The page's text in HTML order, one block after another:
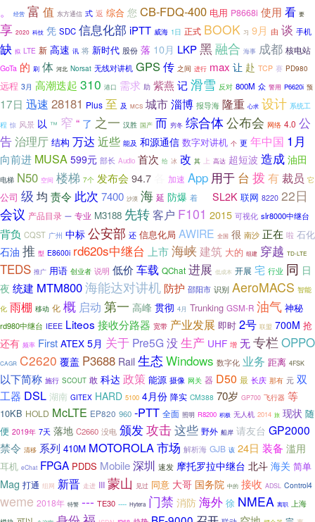
。 经营 富 值 东方通信 式 返 综合 您 CB-FDQ-400 电用 P8668i 使用 看 要
享 2020 科技 凭 SDC 信息化部 iPTT 威海 1日 正式 BOOK 习 9月 由 谈 手机
缺 拟 LTE 新 高速 讯 将 新时代 股份 落 10月 LKP黑融合 海事 成都 核电站
GoTa 的 刷 体 河北 Norsat 无线对讲机 GPS 传 之间 进行 max 让 赴 TCP 赛 PD980
远程 3月 高潮迭起 310 港口 需求 助 紫燕 记滑雪 反对 800M 众 警用 P6620i 预
17日 迅速 28181 Plus 至 及 MCS 城市淄博 报导海 隆重 心求 设计 系统工
程 惊 风景 以 ™ 窄 “ 了 之一 汉胜 国产 而 穷冬 综合体公布会 网络 4.0 公
告治理厅 结构 万达 近些 能及 和源通信 数字对讲机 个 更 年中国 1月
向前进 MUSA 599元 部长 Audio 首次 给 冰 改 其 上 高达 超短波 造成 油田
电梯 N50 空间 楼梯 7个 发布会 94.7 加速 App 用于 台 拨 有裁员 它
公司 级 均 责令 此次 7400 沙漠 海 延 防爆 着 SL2K 联网 8220 22日
会议 产品目录 一 专业 M3188 先转客户 F101 2015 可视化 slr8000中继台
背负 CQST 广州 中标 公安部 还 信息化局 AWIRE 全国 很 南沙 正在 啦 石化
石油 推 型 E8600i rd620s中继台 上市海峡 建筑 大的 组建 穿越 TD-LTE
TEDS 推广 用语 创业者 说明 低价车载 QChat 进展 低成本 开展 宅 行业 同 日
夜 统建 MTM800海能达对讲机 防护 邵阳市 识别 AeroMACS 智能
化 雨棚 移动 化 概 启动 第一 高峰 贯彻 4月 Trunking GSM-R 油气 神秘
rd980中继台 IEEE Liteos 接收分路器 宽带 产业发展 即时 2号 联盟 700M 抢
还有 频率 First ATEX 5月 关于 Pre5G 没生产 UHF 增 无专栏 OPPO
CAGR C2620 覆盖 P3688 Rail 生态 Windows 数字化 业务 距离 4FSK
以下简称 施行 SCOUT 敢 科达 政策 能源 摄像 网关 器 D50 最 长庆 那有 元 双
工器 DSL 湖南 GITEX HARD 5100 4月份 降实 CM388 70岁 GP700 飞行器 等
10KB HOLD McLTE EP820 960 -PTT 全面 照明 R8200 积极 无人机 2014 旅 现状 随
便 2019年 7天 落地 C2660 没电 颁发攻击这些 野外 船岸 请友台 GP2000
禁令 清移 系列 410M MOTOROLA市场 解析海 GJB 该 24日 装备 滥用
耳机 eChat FPGA PDDS Mobile深圳 速发 摩托罗拉中继台 北斗 海关 简单
Mag 打通 组网 新晋 走进 III 蒙山 见过 同意 大哥 国务院 中的 接收 ADSL Control4
weme 2018年 特警 --- TE30 ---- Hytera 门禁 消防 海外 徐 NMEA 离职 上海